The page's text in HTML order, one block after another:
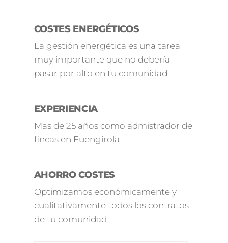
COSTES ENERGÉTICOS
La gestión energética es una tarea
muy importante que no debería
pasar por alto en tu comunidad
EXPERIENCIA
Mas de 25 años como admistrador de
fincas en Fuengirola
AHORRO COSTES
Optimizamos económicamente y
cualitativamente todos los contratos
de tu comunidad